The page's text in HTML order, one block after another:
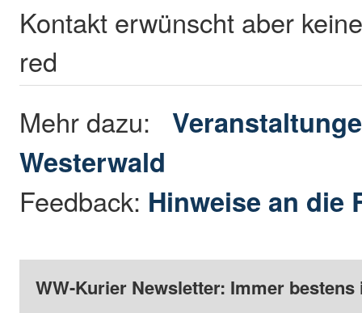
Kontakt erwünscht aber
red
Mehr dazu:
Westerwald
Feedback: Hinweise an die
WW-Kurier Newsletter: Immer